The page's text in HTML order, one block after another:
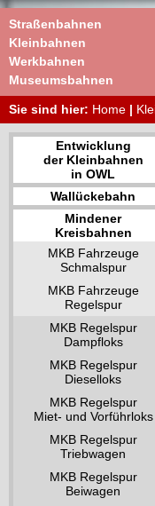
Straßenbahnen
Kleinbahnen
Werkbahnen
Museumsbahnen
Sie sind hier: Home |
Entwicklung
der Kleinbahnen
in OWL
Wallückebahn
Mindener
Kreisbahnen
MKB Fahrzeuge
Schmalspur
MKB Fahrzeuge
Regelspur
MKB Regelspur
Dampfloks
MKB Regelspur
Dieselloks
MKB Regelspur
Miet- und Vorführloks
MKB Regelspur
Triebwagen
MKB Regelspur
Beiwagen